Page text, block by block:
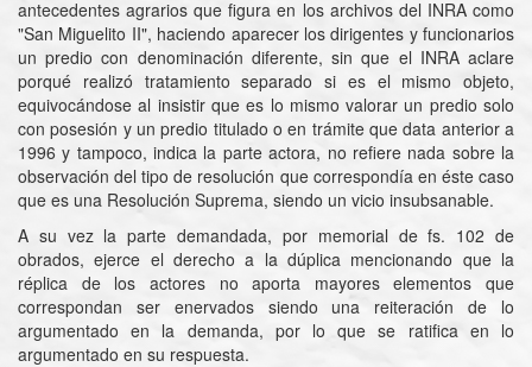
antecedentes agrarios que figura en los archivos del INRA como
"San Miguelito II", haciendo aparecer los dirigentes y funcionarios
un predio con denominación diferente, sin que el INRA aclare
porqué realizó tratamiento separado si es el mismo objeto,
equivocándose al insistir que es lo mismo valorar un predio solo
con posesión y un predio titulado o en trámite que data anterior a
1996 y tampoco, indica la parte actora, no refiere nada sobre la
observación del tipo de resolución que correspondía en éste caso
que es una Resolución Suprema, siendo un vicio insubsanable.
A su vez la parte demandada, por memorial de fs. 102 de
obrados, ejerce el derecho a la dúplica mencionando que la
réplica de los actores no aporta mayores elementos que
correspondan ser enervados siendo una reiteración de lo
argumentado en la demanda, por lo que se ratifica en lo
argumentado en su respuesta.